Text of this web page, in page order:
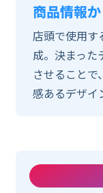
商品情報
店頭で使用す
成。決まった
させること
感あるデザイ